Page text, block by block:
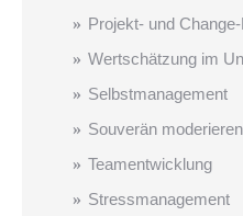
Projekt- und
Wertschätzung im
Selbstmanagement
Souverän
Teamentwicklung
Stressmanagement